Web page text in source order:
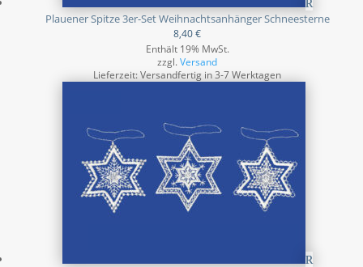
Plauener Spitze 3er-Set Weihnachtsanhänger Schneesterne
8,40€
Enthält 19% MwSt.
zzgl.Versand
Lieferzeit: Versandfertig in 3-7 Werktagen